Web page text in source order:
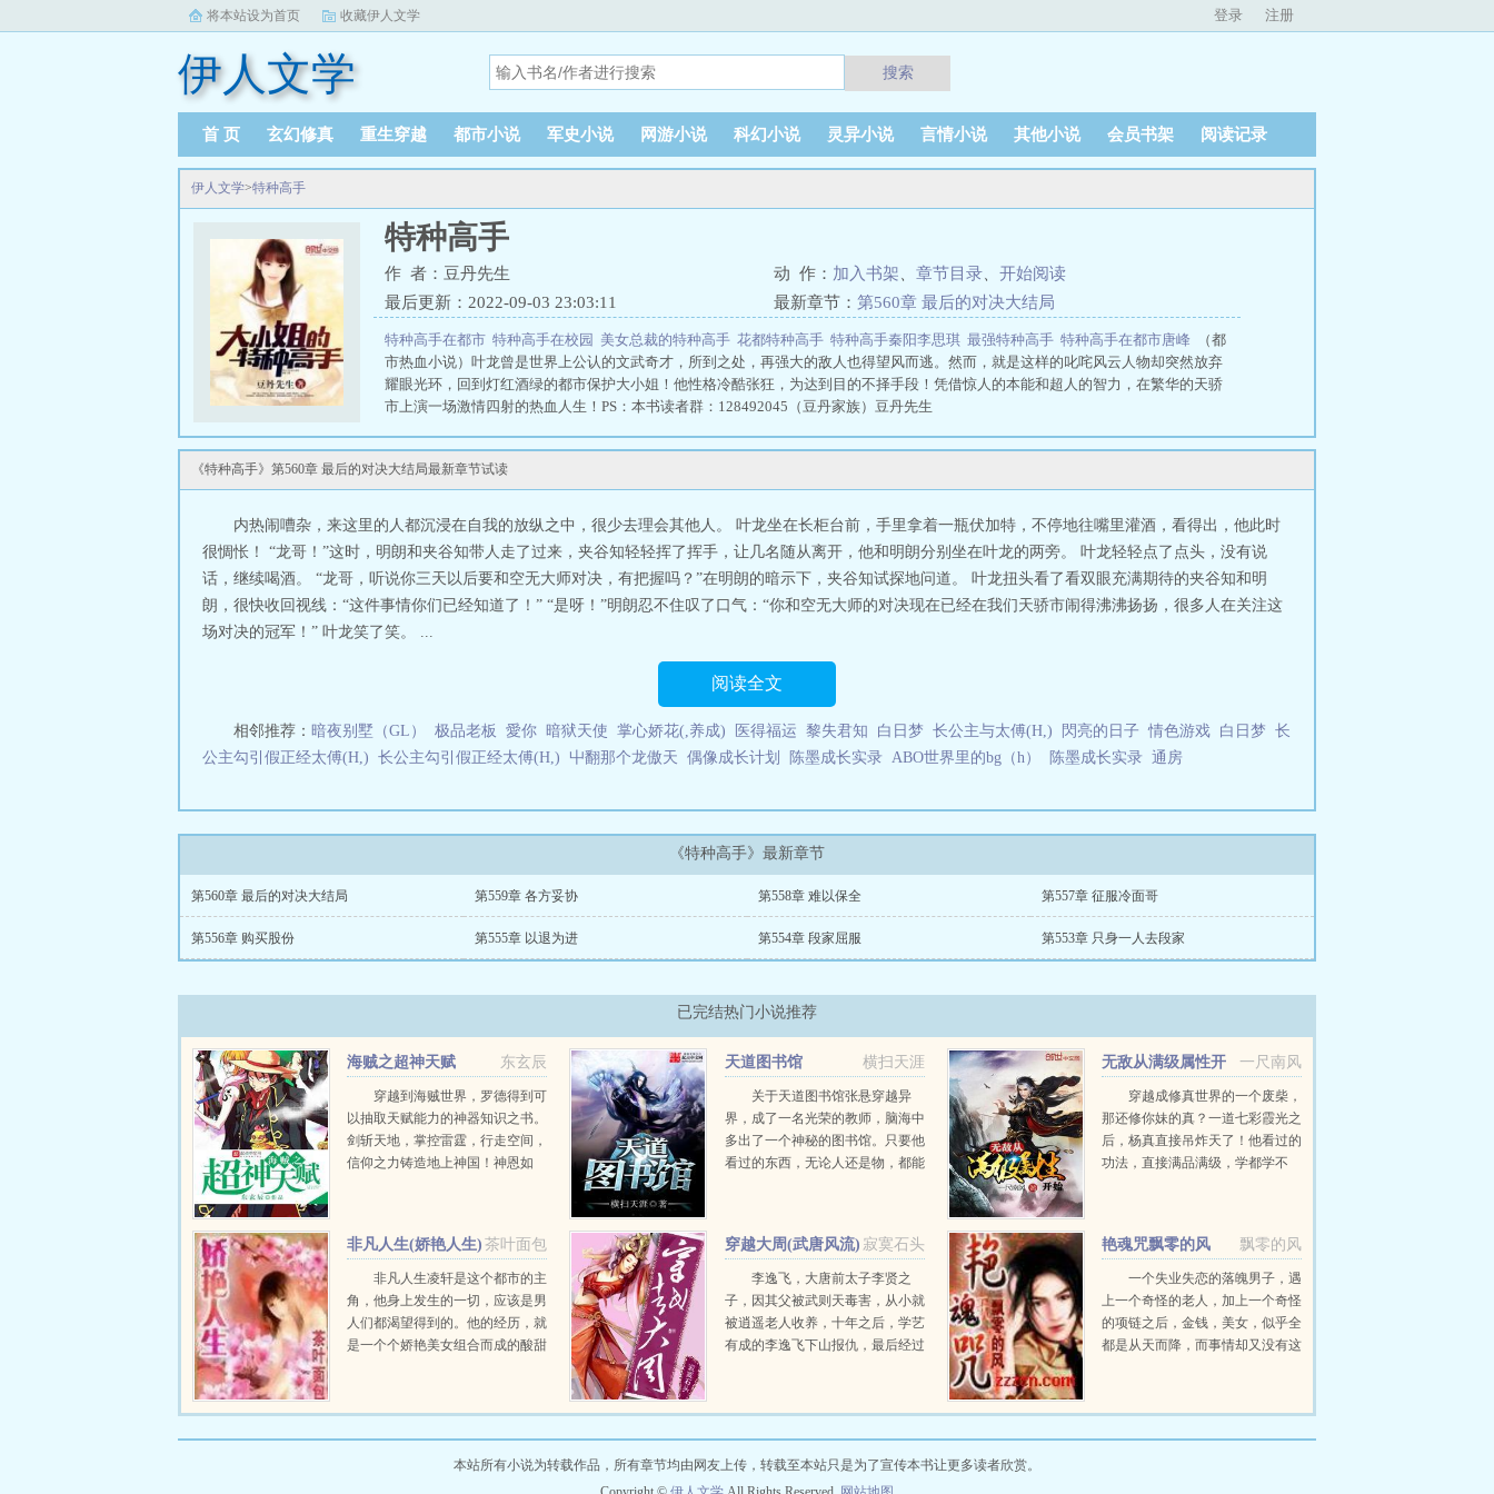
将本站设为首页 收藏伊人文学 登录 注册
伊人文学 搜索
首 页 玄幻修真 重生穿越 都市小说 军史小说 网游小说 科幻小说 灵异小说 言情小说 其他小说 会员书架 阅读记录
伊人文学>特种高手
特种高手
作 者：豆丹先生 动 作： 加入书架 章节目录
开始阅读
最后更新：2022-09-03 23:03:11
最新章节： 第560章 最后的对决大结局
特种高手在都市 特种高手在校园 美女总裁的特种高手 花都特种高手 特种高手秦阳李思琪 最强特种高手 特种高手在都市唐峰
（都
市热血小说）叶龙曾是世界上公认的文武奇才，所到之处，再强大的敌人也得望风而逃。然而，就是这样的叱咤风云人物却突然放弃
耀眼光环，回到灯红酒绿的都市保护大小姐！他性格冷酷张狂，为达到目的不择手段！凭借惊人的本能和超人的智力，在繁华的天骄
市上演一场激情四射的热血人生！PS：本书读者群：128492045（豆丹家族）豆丹先生
《特种高手》第560章 最后的对决大结局最新章节试读
内热闹嘈杂，来这里的人都沉浸在自我的放纵之中，很少去理会其他人。 叶龙坐在长柜台前，手里拿着一瓶伏加特，不停地往嘴里灌酒，看得出，他此时
很惆怅！ “龙哥！”这时，明朗和夹谷知带人走了过来，夹谷知轻轻挥了挥手，让几名随从离开，他和明朗分别坐在叶龙的两旁。 叶龙轻轻点了点头，没有说
话，继续喝酒。 “龙哥，听说你三天以后要和空无大师对决，有把握吗？”在明朗的暗示下，夹谷知试探地问道。 叶龙扭头看了看双眼充满期待的夹谷知和明
朗，很快收回视线：“这件事情你们已经知道了！” “是呀！”明朗忍不住叹了口气：“你和空无大师的对决现在已经在我们天骄市闹得沸沸扬扬，很多人在关注这
场对决的冠军！” 叶龙笑了笑。 ...
阅读全文
相邻推荐： 暗夜别墅（GL） 极品老板 愛你 暗狱天使 掌心娇花(,养成) 医得福运 黎失君知 白日梦 长公主与太傅(H,) 閃亮的日子 情色游戏 白日梦 长
公主勾引假正经太傅(H,) 长公主勾引假正经太傅(H,) 屮翻那个龙傲天 偶像成长计划 陈墨成长实录 ABO世界里的bg（h） 陈墨成长实录 通房
《特种高手》最新章节
第560章 最后的对决大结局 第559章 各方妥协 第558章 难以保全 第557章 征服冷面哥
第556章 购买股份 第555章 以退为进 第554章 段家屈服 第553章 只身一人去段家
已完结热门小说推荐
东玄辰
海贼之超神天赋
穿越到海贼世界，罗德得到可
以抽取天赋能力的神器知识之书。
剑斩天地，掌控雷霆，行走空间，
信仰之力铸造地上神国！神恩如
横扫天涯
天道图书馆
关于天道图书馆张悬穿越异
界，成了一名光荣的教师，脑海中
多出了一个神秘的图书馆。只要他
看过的东西，无论人还是物，都能
者，传授天下。...
一尺南风
无敌从满级属性开
穿越成修真世界的一个废柴，
那还修你妹的真？一道七彩霞光之
后，杨真直接吊炸天了！他看过的
功法，直接满品满级，学都学不
狱，每一件都让天地颤栗，让神魔
退避...
茶叶面包
非凡人生(娇艳人生)
非凡人生凌轩是这个都市的主
角，他身上发生的一切，应该是男
人们都渴望得到的。他的经历，就
是一个个娇艳美女组合而成的酸甜
路。非凡人生...
寂寞石头
穿越大周(武唐风流)
李逸飞，大唐前太子李贤之
子，因其父被武则天毒害，从小就
被逍遥老人收养，十年之后，学艺
有成的李逸飞下山报仇，最后经过
人于一身，享受人间帝王之风
飘零的风
艳魂咒飘零的风
一个失业失恋的落魄男子，遇
上一个奇怪的老人，加上一个奇怪
的项链之后，金钱，美女，似乎全
都是从天而降，而事情却又没有这
本站所有小说为转载作品，所有章节均由网友上传，转载至本站只是为了宣传本书让更多读者欣赏。